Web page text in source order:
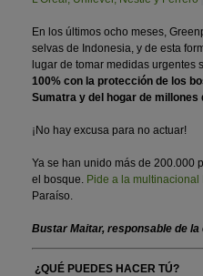
En los últimos ocho meses,
selvas de Indonesia, y de esta
lugar de tomar medidas urgentes
100% con la protección de los
Sumatra y del hogar de
¡No hay excusa para no actuar!
Ya se han unido más de 200.000
el bosque. Pide a la multinacional
Paraíso.
Bustar Maitar, responsable de
¿QUÉ PUEDES HACER TÚ?